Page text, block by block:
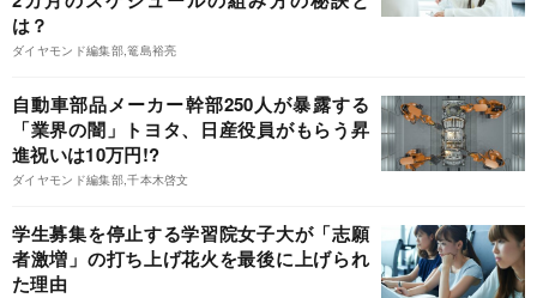
は？
ダイヤモンド編集部,篭島裕亮
自動車部品メーカー幹部250人が暴露する
「業界の闇」トヨタ、日産役員がもらう昇
進祝いは10万円!?
ダイヤモンド編集部,千本木啓文
学生募集を停止する学習院女子大が「志願
者激増」の打ち上げ花火を最後に上げられ
た理由